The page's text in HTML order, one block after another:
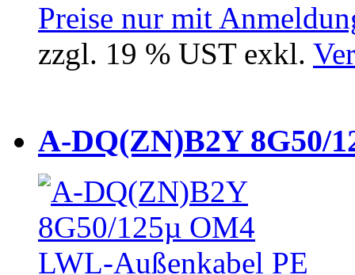
Preise nur mit
zzgl. 19 % UST exkl.
A-DQ(ZN)B2Y 8G50/